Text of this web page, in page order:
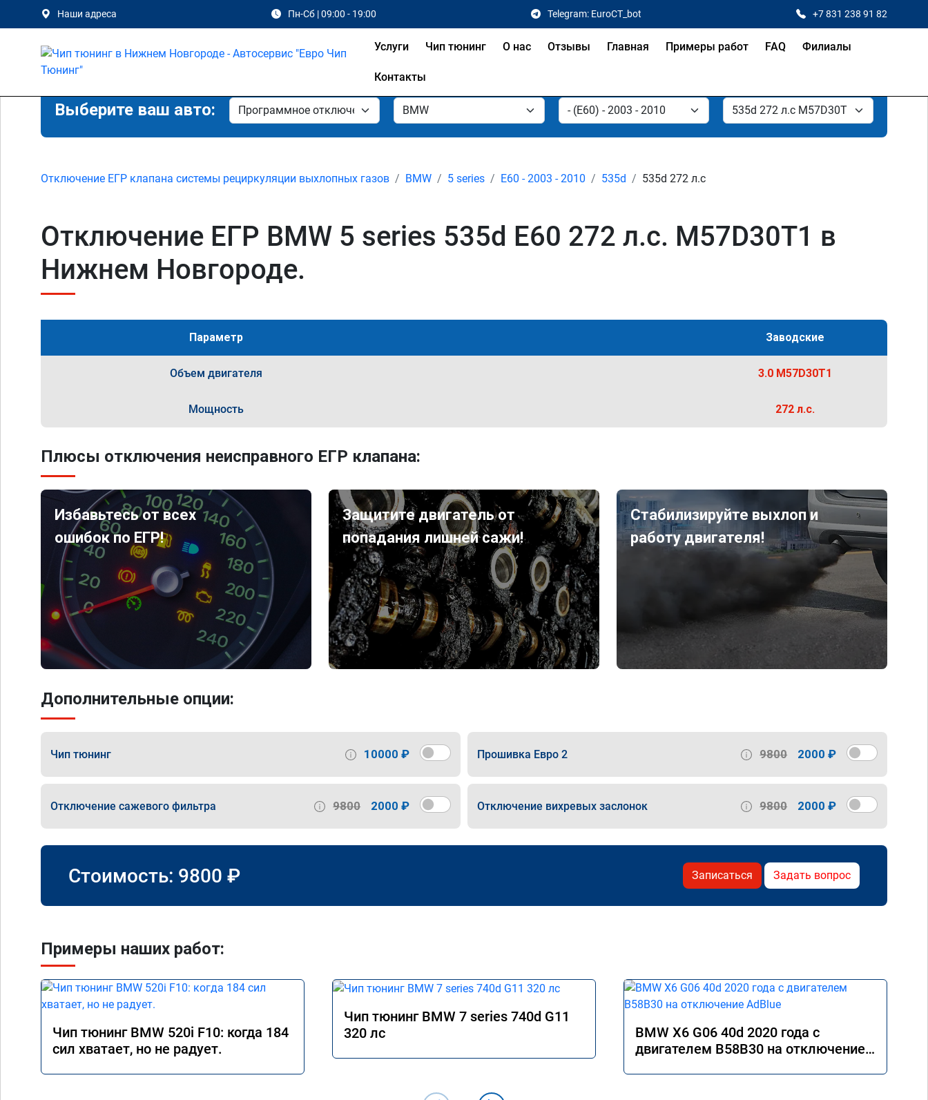
Наши адреса Пн-Сб | 09:00 - 19:00 Telegram: EuroCT_bot +7 831 238 91 82
Услуги Чип тюнинг О нас Отзывы Главная Примеры работ FAQ Филиалы
Контакты
Выберите ваш авто:
Отключение ЕГР клапана системы рециркуляции выхлопных газов BMW 5 series E60 - 2003 - 2010 535d 535d 272 л.с
Отключение ЕГР BMW 5 series 535d E60 272 л.с. M57D30T1 в
Нижнем Новгороде.
Параметр Заводские
Объем двигателя 3.0 M57D30T1
Мощность 272 л.с.
Плюсы отключения неисправного ЕГР клапана:
Избавьтесь от всех
ошибок по ЕГР!
Защитите двигатель от
попадания лишней сажи!
Стабилизируйте выхлоп и
работу двигателя!
Дополнительные опции:
Чип тюнинг 10000 ₽ Прошивка Евро 2 9800 2000 ₽
Отключение сажевого фильтра 9800 2000 ₽ Отключение вихревых заслонок 9800 2000 ₽
Стоимость: 9800 ₽ Записаться Задать вопрос
Примеры наших работ:
Чип тюнинг BMW 520i F10: когда 184
сил хватает, но не радует.
Чип тюнинг BMW 7 series 740d G11
320 лс
BMW X6 G06 40d 2020 года с
двигателем B58B30 на отключение